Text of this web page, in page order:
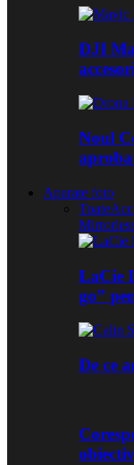
DJI
Noul
Aparate foto
Toate
LaCie
go”
De ce